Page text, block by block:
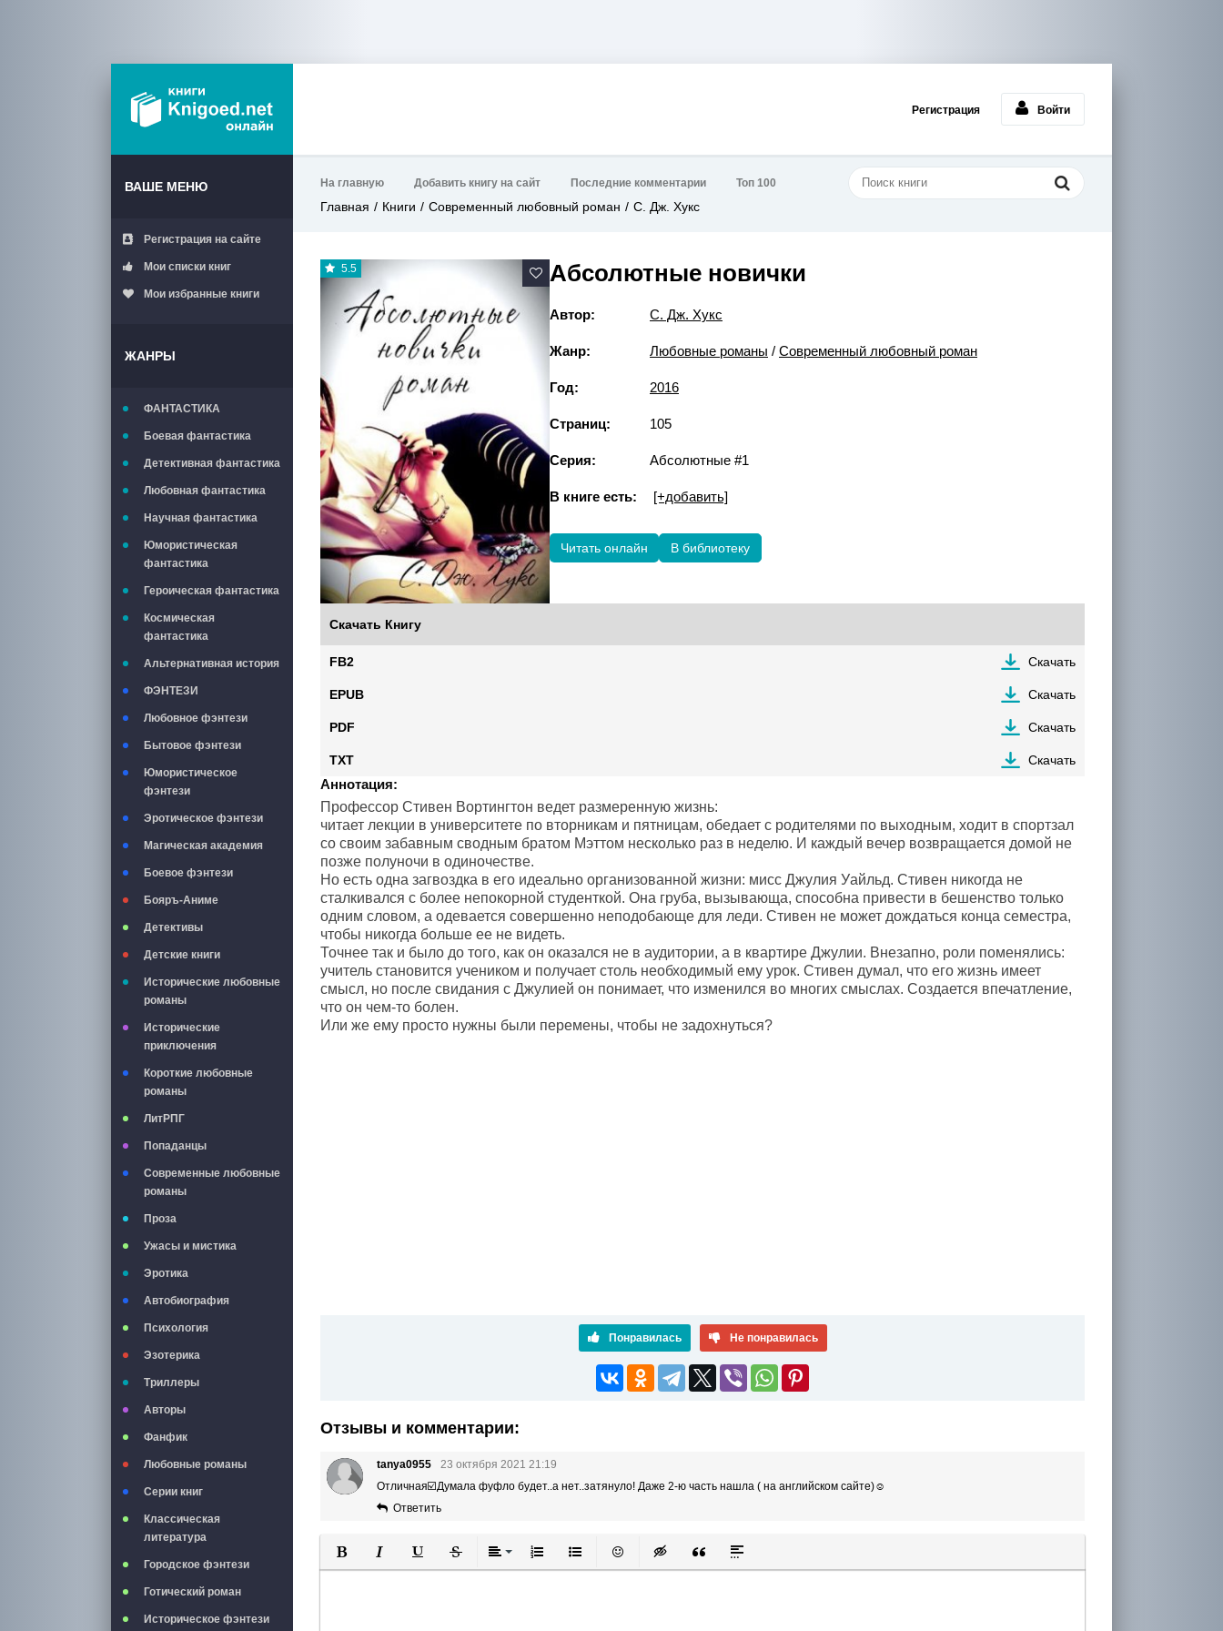
Регистрация Войти
ВАШЕ МЕНЮ
Регистрация на сайте
Мои списки книг
Мои избранные книги
ЖАНРЫ
ФАНТАСТИКА
Боевая фантастика
Детективная фантастика
Любовная фантастика
Научная фантастика
Юмористическая
фантастика
Героическая фантастика
Космическая
фантастика
Альтернативная история
ФЭНТЕЗИ
Любовное фэнтези
Бытовое фэнтези
Юмористическое
фэнтези
Эротическое фэнтези
Магическая академия
Боевое фэнтези
Бояръ-Аниме
Детективы
Детские книги
Исторические любовные
романы
Исторические
приключения
Короткие любовные
романы
ЛитРПГ
Попаданцы
Современные любовные
романы
Проза
Ужасы и мистика
Эротика
Автобиография
Психология
Эзотерика
Триллеры
Авторы
Фанфик
Любовные романы
Серии книг
Классическая
литература
Городское фэнтези
Готический роман
Историческое фэнтези
На главную Добавить книгу на сайт Последние комментарии Топ 100
Главная Книги Современный любовный роман С. Дж. Хукс
5.5 Абсолютные новички
Автор: С. Дж. Хукс
Жанр: Любовные романы / Современный любовный роман
Год: 2016
Страниц: 105
Серия: Абсолютные #1
В книге есть: [+добавить]
Читать онлайн В библиотеку
Скачать Книгу
FB2 Скачать
EPUB Скачать
PDF Скачать
TXT Скачать
Аннотация:
Профессор Стивен Вортингтон ведет размеренную жизнь:
читает лекции в университете по вторникам и пятницам, обедает с родителями по выходным, ходит в спортзал
со своим забавным сводным братом Мэттом несколько раз в неделю. И каждый вечер возвращается домой не
позже полуночи в одиночестве.
Но есть одна загвоздка в его идеально организованной жизни: мисс Джулия Уайльд. Стивен никогда не
сталкивался с более непокорной студенткой. Она груба, вызывающа, способна привести в бешенство только
одним словом, а одевается совершенно неподобающе для леди. Стивен не может дождаться конца семестра,
чтобы никогда больше ее не видеть.
Точнее так и было до того, как он оказался не в аудитории, а в квартире Джулии. Внезапно, роли поменялись:
учитель становится учеником и получает столь необходимый ему урок. Стивен думал, что его жизнь имеет
смысл, но после свидания с Джулией он понимает, что изменился во многих смыслах. Создается впечатление,
что он чем-то болен.
Или же ему просто нужны были перемены, чтобы не задохнуться?
Понравилась Не понравилась
Отзывы и комментарии:
tanya0955
23 октября 2021 21:19
Отличная☑️Думала фуфло будет..а нет..затянуло! Даже 2-ю часть нашла ( на английском сайте)☺️
Ответить
Полужирный
КурсивПодчеркнутый
ЗачеркнутыйВыравнивание
Нумерованный список
Маркированный список
Вставить смайлик
Вставка скрытого текста
Вставка цитаты
Вставка спойлера